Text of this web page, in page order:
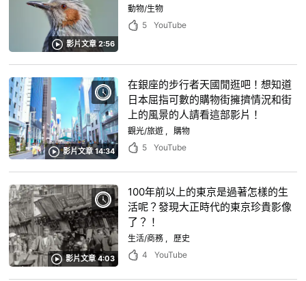
影片文章 2:56
動物/生物
5
YouTube
影片文章 14:34
在銀座的步行者天國閒逛吧！想知道
日本屈指可數的購物街擁擠情況和街
上的風景的人請看這部影片！
觀光/旅遊
購物
5
YouTube
影片文章 4:03
100年前以上的東京是過著怎樣的生
活呢？發現大正時代的東京珍貴影像
了？！
生活/商務
歷史
4
YouTube